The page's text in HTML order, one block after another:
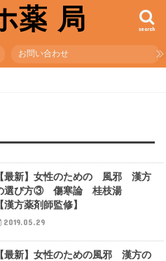
薬 局 search
お問い合わせ
【最新】女性のための 風邪 漢方
選び方③ 傷寒論 桂枝湯
【漢方薬剤師監修】
2019.05.29
【最新】女性のための風邪 漢方の